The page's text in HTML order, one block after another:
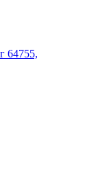
64755,